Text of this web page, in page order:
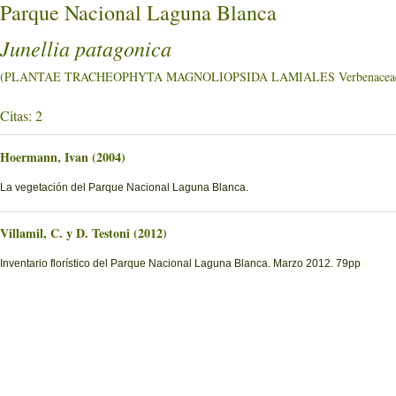
Parque Nacional Laguna Blanca
Junellia patagonica
(PLANTAE TRACHEOPHYTA MAGNOLIOPSIDA LAMIALES
Citas: 2
Hoermann, Ivan (2004)
La vegetación del Parque Nacional Laguna Blanca.
Villamil, C. y D. Testoni (2012)
Inventario florístico del Parque Nacional Laguna Blanca. Marzo 2012. 79pp